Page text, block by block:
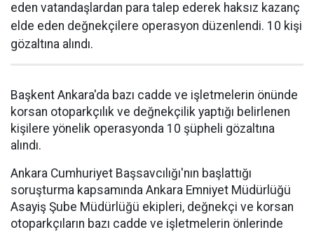
eden vatandaşlardan para talep ederek haksız kazanç
elde eden değnekçilere operasyon düzenlendi. 10 kişi
gözaltına alındı.
Başkent Ankara'da bazı cadde ve işletmelerin önünde
korsan otoparkçılık ve değnekçilik yaptığı belirlenen
kişilere yönelik operasyonda 10 şüpheli gözaltına
alındı.
Ankara Cumhuriyet Başsavcılığı'nın başlattığı
soruşturma kapsamında Ankara Emniyet Müdürlüğü
Asayiş Şube Müdürlüğü ekipleri, değnekçi ve korsan
otoparkçıların bazı cadde ve işletmelerin önlerinde